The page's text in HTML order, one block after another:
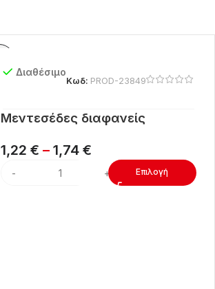
Διαθέσιμο
Κωδ: PROD-23849
Μεντεσέδες διαφανείς
1,22 € – 1,74 €
Επιλογή